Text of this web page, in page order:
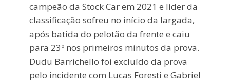
campeão da Stock Car em 2021 e líder da
classificação sofreu no início da largada,
após batida do pelotão da frente e caiu
para 23º nos primeiros minutos da prova.
Dudu Barrichello foi excluído da prova
pelo incidente com Lucas Foresti e Gabriel